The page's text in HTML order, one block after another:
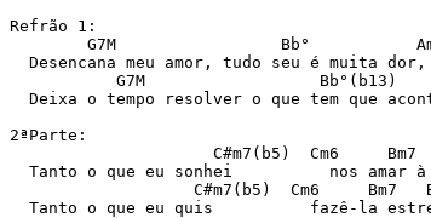
Refrão 1:
G7M                 Bb°
Desencana meu amor, tudo seu é muita dor,
G7M                  Bb°(b13)
Deixa o tempo resolver o que tem que
2ªParte:
C#m7(b5)  Cm6     Bm7
Tanto o que eu sonhei          nos amar
C#m7(b5)  Cm6     Bm7
Tanto o que eu quis          fazê-la